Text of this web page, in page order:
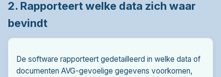
2. Rapporteert welke data zich waar
bevindt
De software rapporteert gedetailleerd in welke data of
documenten AVG-gevoelige gegevens voorkomen,